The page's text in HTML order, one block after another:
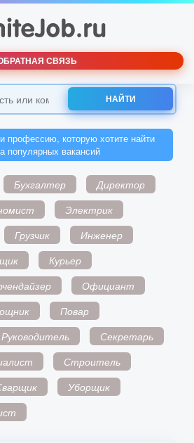
СВЯЗЬ
НАЙТИ
профессию, которую хотите найти
популярных вакансий
Бухгалтер
Директор
Электрик
Грузчик
Инженер
Курьер
Официант
Повар
Руководитель
Секретарь
Строитель
Уборщик